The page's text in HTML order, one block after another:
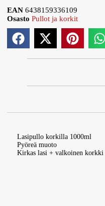
EAN6438159336109
Osasto Pullot ja korkit
Lasipullo korkilla 1000ml
Pyöreä muoto
Kirkas lasi + valkoinen korkki